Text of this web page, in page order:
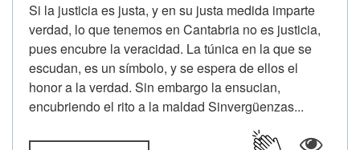
Si la justicia es justa, y en su justa medida imparte
verdad, lo que tenemos en Cantabria no es justicia,
pues encubre la veracidad. La túnica en la que se
escudan, es un símbolo, y se espera de ellos el
honor a la verdad. Sin embargo la ensucian,
encubriendo el rito a la maldad Sinvergüenzas...